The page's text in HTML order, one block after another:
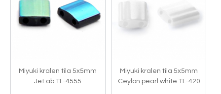
Miyuki kralen tila 5x5mm
Jet ab TL-4555
Miyuki kralen tila 5x5mm
Ceylon pearl white TL-420